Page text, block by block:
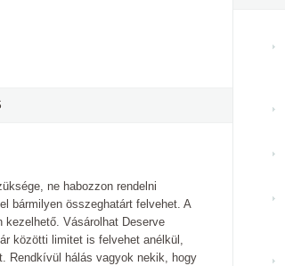
ne habozzon rendelni
bármilyen összeghatárt felvehet. A
kezelhető. Vásárolhat Deserve
közötti limitet is felvehet anélkül,
Rendkívül hálás vagyok nekik, hogy